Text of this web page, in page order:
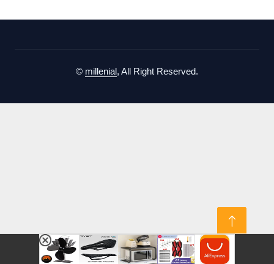
© millenial, All Right Reserved.